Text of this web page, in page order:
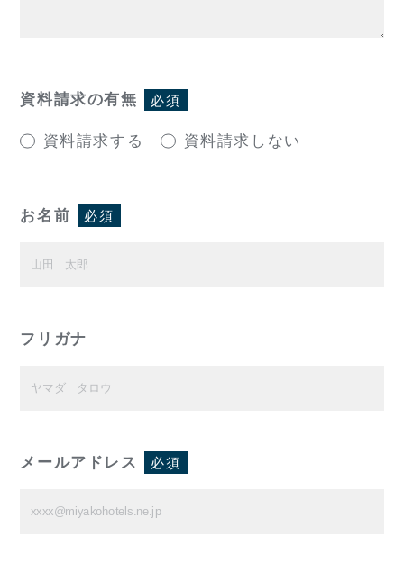
資料請求の有無 必須
資料請求する 資料請求しない
お名前 必須
フリガナ
メールアドレス 必須